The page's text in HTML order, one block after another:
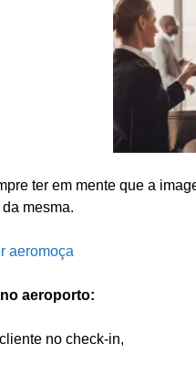
ter em mente que a
mesma.
aeromoça
aeroporto:
no check-in,